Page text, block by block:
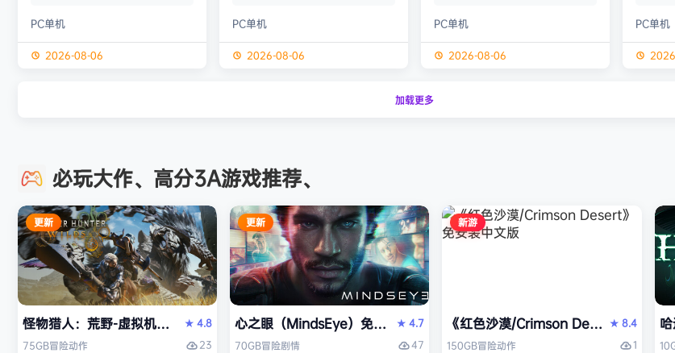
独属于你的强大构筑 装备获取 游戏
中的[装备][技能][护身符]主要通过
每个大型章节有若干小关卡。 难度
可分为：…
PC单机
2026-08-06
虚幻引擎的帮助下，使用已经熟悉的
图形技术和机制以丰富多彩的方式呈
组由命运聚集的五个角色来完成一项
伟大的使命-从古老的邪恶中拯救地
球！ 一个古老…
PC单机
2026-08-06
生物学家，与被称为“沃德灵”的生物
神经链接。不断孵化、培育、升级、
挡、反击等技能的配…
PC单机
2026-08-06
慎选择
置身风
人种…
PC单机
加载更多
必玩大作、高分3A游戏推荐、
更新
怪物猎人：荒野-虚拟机版（Monster Hunter Wilds HYPERVISOR）免安装中文版
★ 4.8
75GB冒险动作
23
更新
心之眼（MindsEye）免安装中文版
★ 4.7
70GB冒险剧情
47
新游
《红色沙漠/Crimson Desert》免安装
★8.4
150GB冒险动作
1